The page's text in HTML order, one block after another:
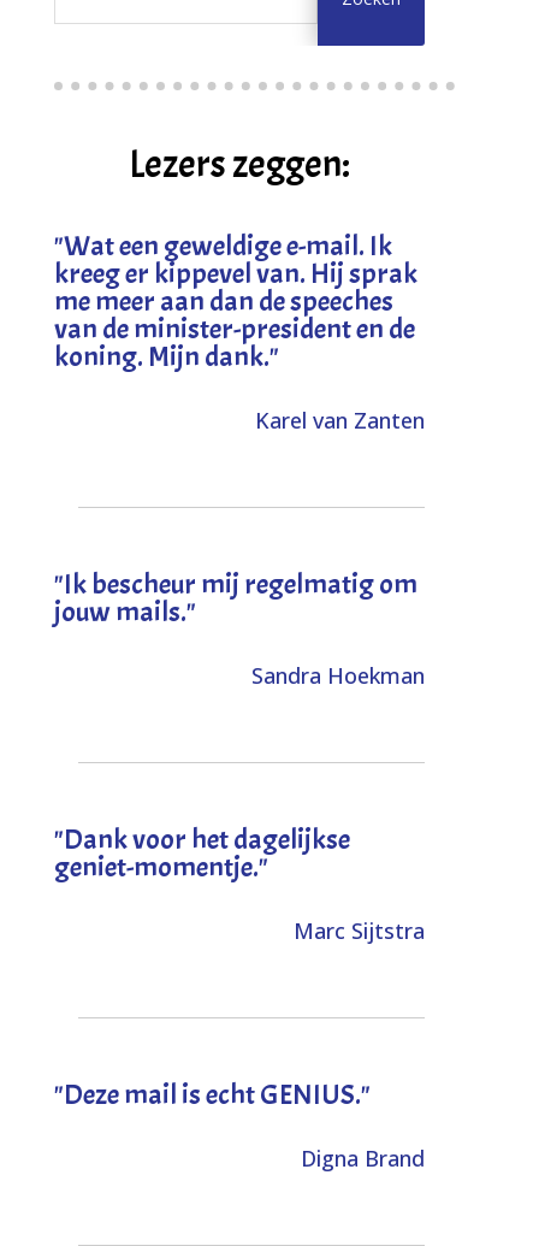
Lezers zeggen:
"Wat een geweldige e-mail. Ik
kreeg er kippevel van. Hij sprak
me meer aan dan de speeches
van de minister-president en de
koning. Mijn dank."
Karel van Zanten
"Ik bescheur mij regelmatig om
jouw mails."
Sandra Hoekman
"Dank voor het dagelijkse
geniet-momentje."
Marc Sijtstra
"Deze mail is echt GENIUS."
Digna Brand